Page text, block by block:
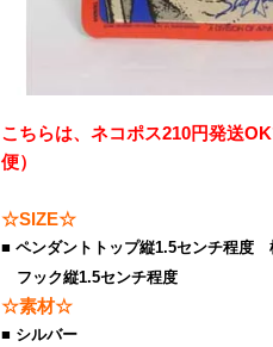
こちらは、ネコポス210円発送
便）
☆SIZE☆
■ ペンダントトップ縦1.5センチ程度
フック縦1.5センチ程度
☆素材☆
■ シルバー